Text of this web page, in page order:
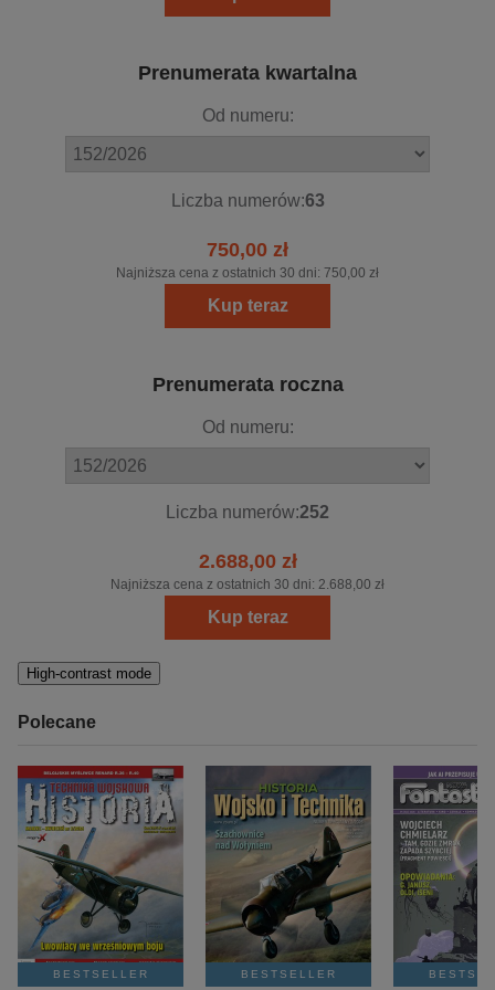
Prenumerata kwartalna
Od numeru:
Liczba numerów:63
750,00 zł
Najniższa cena z ostatnich 30 dni: 750,00 zł
Kup teraz
Prenumerata roczna
Od numeru:
Liczba numerów:252
2.688,00 zł
Najniższa cena z ostatnich 30 dni: 2.688,00 zł
Kup teraz
High-contrast mode
Polecane
BESTSELLER BESTSELLER